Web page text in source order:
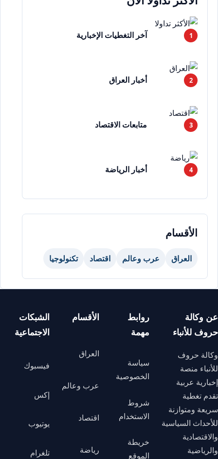
آخر التغطيات الإخبارية
أخبار العراق
متابعات الاقتصاد
أخبار الرياضة
الأقسام
العراق عرب وعالم اقتصاد تكنولوجيا
عن وكالة
حروف للأنباء
وكالة حروف
للأنباء منصة
إخبارية عربية
تقدم تغطية
سريعة ومتوازنة
للأحداث السياسية
والاقتصادية
والرياضية
روابط
مهمة
سياسة
الخصوصية
شروط
الاستخدام
خريطة
الموقع
الأقسام
العراق
عرب وعالم
اقتصاد
رياضة
الشبكات
الاجتماعية
فيسبوك
إكس
يوتيوب
تلغرام